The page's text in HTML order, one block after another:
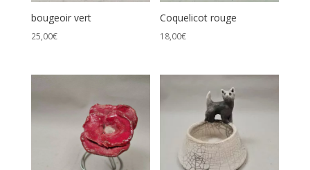
bougeoir vert
25,00€
Coquelicot rouge
18,00€